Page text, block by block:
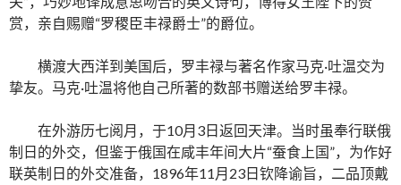
赏，亲自赐赠“罗稷臣丰禄爵士”的爵位。
横渡大西洋到美国后，罗丰禄与著名作家马克·吐温交为
挚友。马克·吐温将他自己所著的数部书赠送给罗丰禄。
在外游历七阅月，于10月3日返回天津。当时虽奉行联俄
制日的外交，但鉴于俄国在咸丰年间大片“蚕食上国”，为作好
联英制日的外交准备，1896年11月23日钦降谕旨，二品顶戴